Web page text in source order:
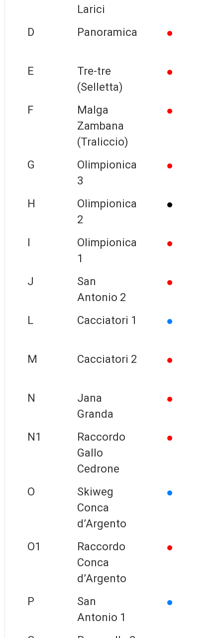
Larici
D
Panoramica
E
Tre-tre
(Selletta)
F
Malga
Zambana
(Traliccio)
G
Olimpionica
3
H
Olimpionica
2
I
Olimpionica
1
J
San
Antonio 2
L
Cacciatori 1
M Cacciatori 2
N
Jana
Granda
N1
Raccordo
Gallo
Cedrone
O
Skiweg
Conca
d’Argento
O1
Raccordo
Conca
d’Argento
P
San
Antonio 1